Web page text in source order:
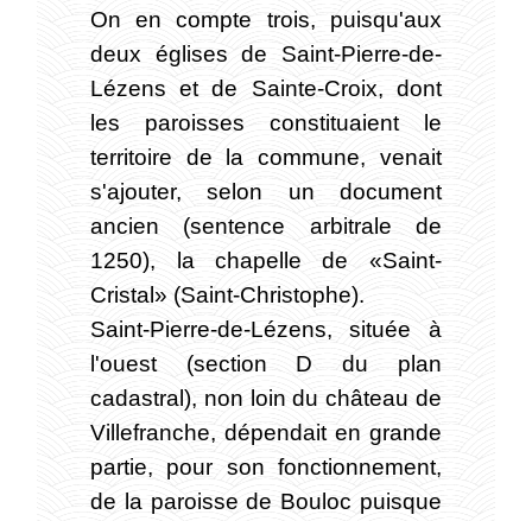
On en compte trois, puisqu'aux
deux églises de Saint-Pierre-de-
Lézens et de Sainte-Croix, dont
les paroisses constituaient le
territoire de la commune, venait
s'ajouter, selon un document
ancien (sentence arbitrale de
1250), la chapelle de «Saint-
Cristal» (Saint-Christophe).
Saint-Pierre-de-Lézens, située à
l'ouest (section D du plan
cadastral), non loin du château de
Villefranche, dépendait en grande
partie, pour son fonctionnement,
de la paroisse de Bouloc puisque